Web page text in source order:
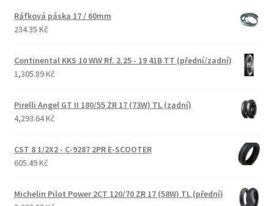
Ráfková páska 17 / 60mm
234.35 Kč
Continental KKS 10 WW Rf. 2.25 - 19 41B TT (přední/zadní)
1,305.89 Kč
Pirelli Angel GT II 180/55 ZR 17 (73W) TL (zadní)
4,293.64 Kč
CST 8 1/2X2 - C-9287 2PR E-SCOOTER
605.49 Kč
Michelin Pilot Power 2CT 120/70 ZR 17 (58W) TL (přední)